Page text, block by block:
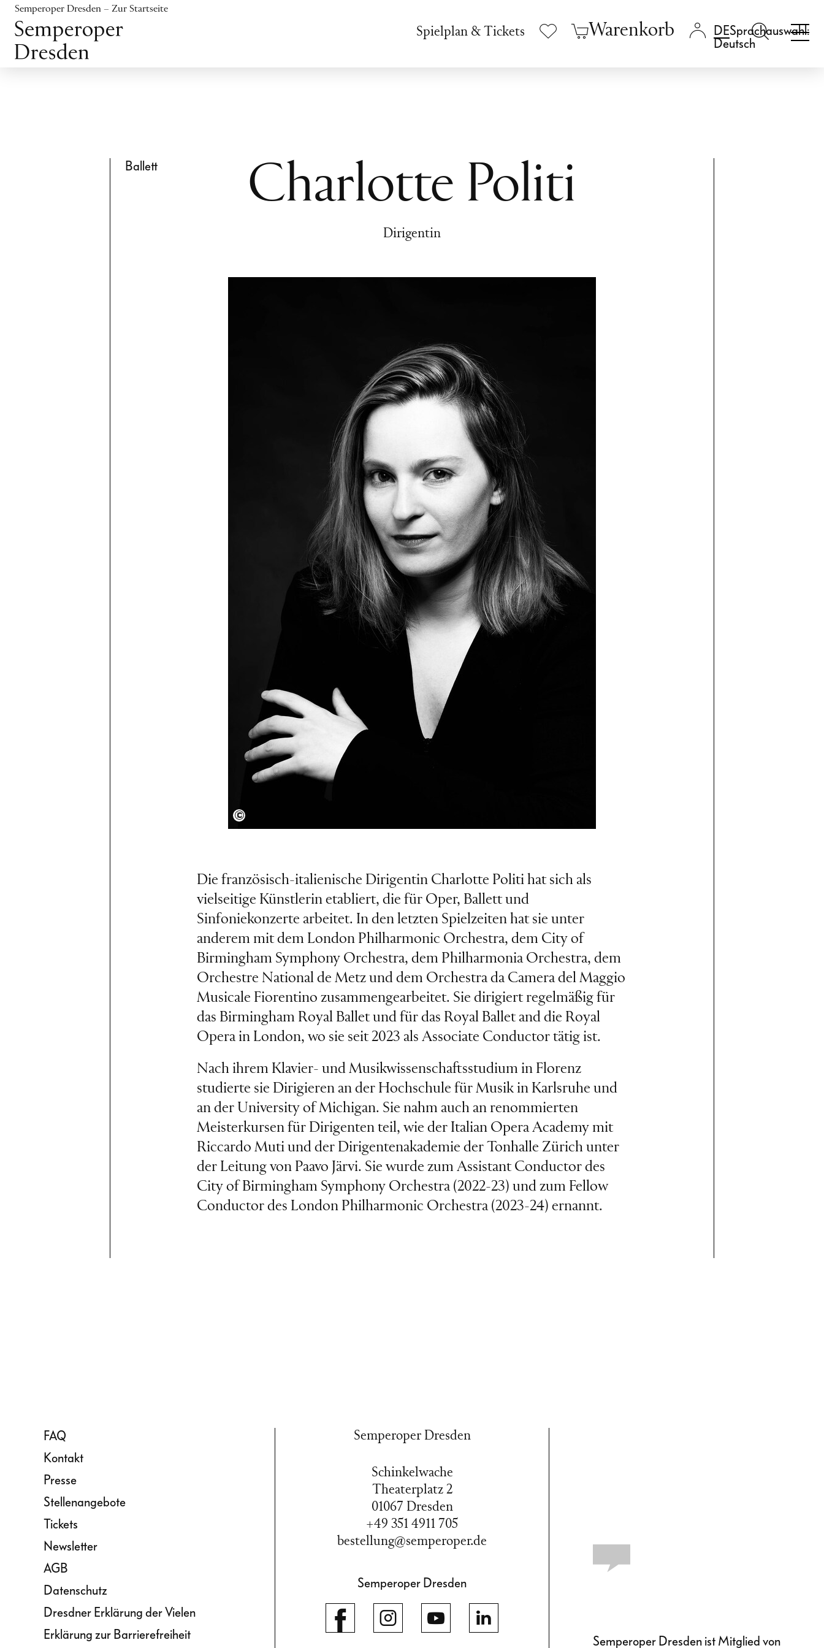
Inhalt anspringen
Fußbereich anspringen
Semperoper Dresden – Zur Startseite
Spielplan & Tickets Warenkorb
Sprachauswahl:
Deutsch
Ballett Charlotte Politi
Dirigentin
Die französisch-italienische Dirigentin Charlotte Politi hat sich als
vielseitige Künstlerin etabliert, die für Oper, Ballett und
Sinfoniekonzerte arbeitet. In den letzten Spielzeiten hat sie unter
anderem mit dem London Philharmonic Orchestra, dem City of
Birmingham Symphony Orchestra, dem Philharmonia Orchestra, dem
Orchestre National de Metz und dem Orchestra da Camera del Maggio
Musicale Fiorentino zusammengearbeitet. Sie dirigiert regelmäßig für
das Birmingham Royal Ballet und für das Royal Ballet and die Royal
Opera in London, wo sie seit 2023 als Associate Conductor tätig ist.
Nach ihrem Klavier- und Musikwissenschaftsstudium in Florenz
studierte sie Dirigieren an der Hochschule für Musik in Karlsruhe und
an der University of Michigan. Sie nahm auch an renommierten
Meisterkursen für Dirigenten teil, wie der Italian Opera Academy mit
Riccardo Muti und der Dirigentenakademie der Tonhalle Zürich unter
der Leitung von Paavo Järvi. Sie wurde zum Assistant Conductor des
City of Birmingham Symphony Orchestra (2022-23) und zum Fellow
Conductor des London Philharmonic Orchestra (2023-24) ernannt.
FAQ
Kontakt
Presse
Stellenangebote
Tickets
Newsletter
AGB
Datenschutz
Dresdner Erklärung der Vielen
Erklärung zur Barrierefreiheit
Semperoper Dresden
Schinkelwache
Theaterplatz 2
01067 Dresden
+49 351 4911 705
bestellung@semperoper.de
Semperoper Dresden
Semperoper Dresden ist Mitglied von